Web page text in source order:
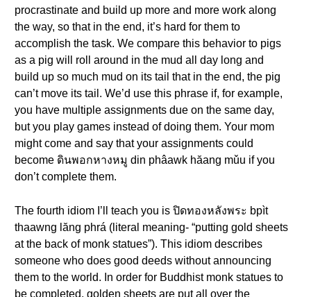
procrastinate and build up more and more work along
the way, so that in the end, it’s hard for them to
accomplish the task. We compare this behavior to pigs
as a pig will roll around in the mud all day long and
build up so much mud on its tail that in the end, the pig
can’t move its tail. We’d use this phrase if, for example,
you have multiple assignments due on the same day,
but you play games instead of doing them. Your mom
might come and say that your assignments could
become ดินพอกหางหมู din phâawk hăang mǔu if you
don’t complete them.
The fourth idiom I’ll teach you is ปิดทองหลังพระ bpìt
thaawng lăng phrá (literal meaning- “putting gold sheets
at the back of monk statues”). This idiom describes
someone who does good deeds without announcing
them to the world. In order for Buddhist monk statues to
be completed, golden sheets are put all over the